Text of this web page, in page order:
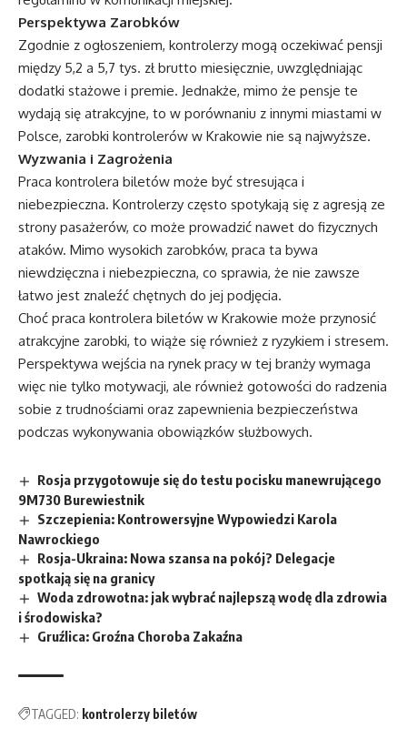
Perspektywa Zarobków
Zgodnie z ogłoszeniem, kontrolerzy mogą oczekiwać pensji
między 5,2 a 5,7 tys. zł brutto miesięcznie, uwzględniając
dodatki stażowe i premie. Jednakże, mimo że pensje te
wydają się atrakcyjne, to w porównaniu z innymi miastami w
Polsce, zarobki kontrolerów w Krakowie nie są najwyższe.
Wyzwania i Zagrożenia
Praca kontrolera biletów może być stresująca i
niebezpieczna. Kontrolerzy często spotykają się z agresją ze
strony pasażerów, co może prowadzić nawet do fizycznych
ataków. Mimo wysokich zarobków, praca ta bywa
niewdzięczna i niebezpieczna, co sprawia, że nie zawsze
łatwo jest znaleźć chętnych do jej podjęcia.
Choć praca kontrolera biletów w Krakowie może przynosić
atrakcyjne zarobki, to wiąże się również z ryzykiem i stresem.
Perspektywa wejścia na rynek pracy w tej branży wymaga
więc nie tylko motywacji, ale również gotowości do radzenia
sobie z trudnościami oraz zapewnienia bezpieczeństwa
podczas wykonywania obowiązków służbowych.
Rosja przygotowuje się do testu pocisku manewrującego
9M730 Burewiestnik
Szczepienia: Kontrowersyjne Wypowiedzi Karola
Nawrockiego
Rosja-Ukraina: Nowa szansa na pokój? Delegacje
spotkają się na granicy
Woda zdrowotna: jak wybrać najlepszą wodę dla zdrowia
i środowiska?
Gruźlica: Groźna Choroba Zakaźna
TAGGED: kontrolerzy biletów